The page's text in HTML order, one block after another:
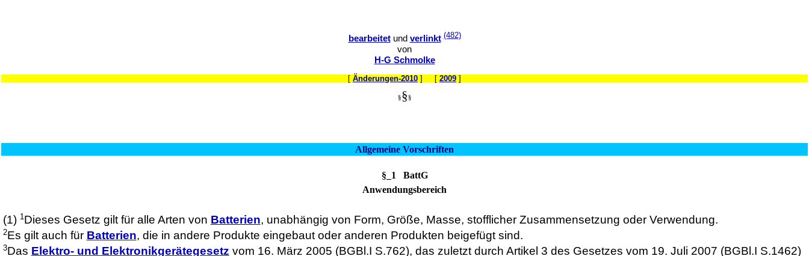
bearbeitetund verlinkt (482)
von
H-G Schmolke
[ Änderungen-2010 ] [ 2009 ]
§§ §
Allgemeine Vorschriften
§_1 BattG
Anwendungsbereich
(1) 1Dieses Gesetz gilt für alle Arten von Batterien, unabhängig von Form, Größe, Masse, stofflicher Zusammensetzung oder Verwendung.
2Es gilt auch für Batterien, die in andere Produkte eingebaut oder anderen Produkten beigefügt sind.
3Das Elektro- und Elektronikgerätegesetz vom 16. März 2005 (BGBl.I S.762), das zuletzt durch Artikel 3 des Gesetzes vom 19. Juli 2007 (BGBl.I S.1462)